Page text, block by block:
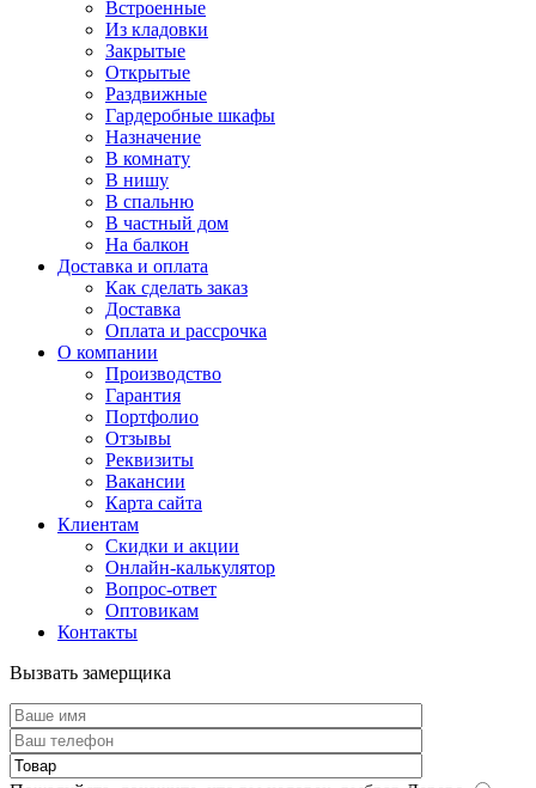
Встроенные
Из кладовки
Закрытые
Открытые
Раздвижные
Гардеробные шкафы
Назначение
В комнату
В нишу
В спальню
В частный дом
На балкон
Доставка и оплата
Как сделать заказ
Доставка
Оплата и рассрочка
О компании
Производство
Гарантия
Портфолио
Отзывы
Реквизиты
Вакансии
Карта сайта
Клиентам
Скидки и акции
Онлайн-калькулятор
Вопрос-ответ
Оптовикам
Контакты
Вызвать замерщика